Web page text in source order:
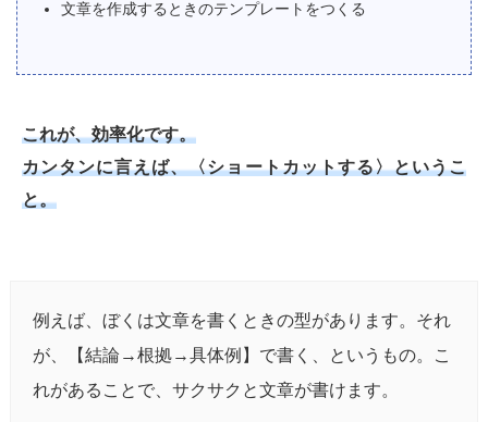
文章を作成するときのテンプレートをつくる
これが、効率化です。
カンタンに言えば、〈ショートカットする〉というこ
と。
例えば、ぼくは文章を書くときの型があります。それ
が、【結論→根拠→具体例】で書く、というもの。こ
れがあることで、サクサクと文章が書けます。